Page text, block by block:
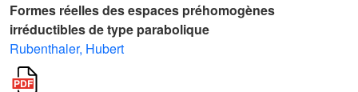
Formes réelles des espaces préhomogènes
irréductibles de type parabolique
Rubenthaler, Hubert